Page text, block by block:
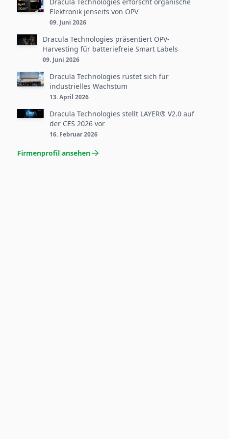
Elektronik jenseits von OPV
09. Juni 2026
Dracula Technologies präsentiert OPV-
Harvesting für batteriefreie Smart Labels
09. Juni 2026
Dracula Technologies rüstet sich für
industrielles Wachstum
13. April 2026
Dracula Technologies stellt LAYER® V2.0 auf
der CES 2026 vor
16. Februar 2026
Firmenprofil ansehen